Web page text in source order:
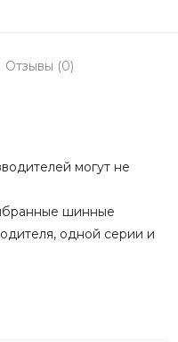
Отзывы (0)
могут не
шинные
одной серии и